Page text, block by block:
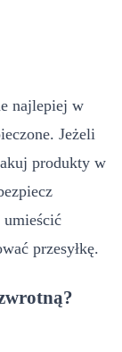
najlepiej w
Jeżeli
produkty w
umieścić
przesyłkę.